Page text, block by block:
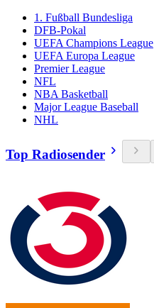
1. Fußball Bundesliga
DFB-Pokal
UEFA Champions League
UEFA Europa League
Premier League
NFL
NBA Basketball
Major League Baseball
NHL
Top Radiosender